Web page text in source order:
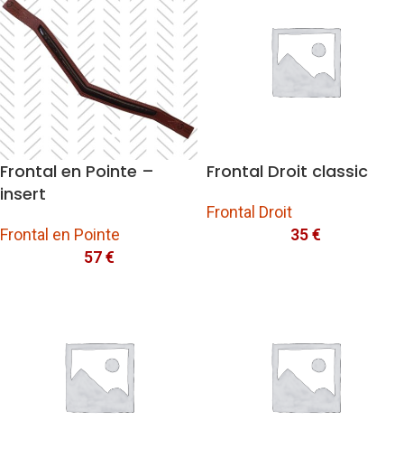
Frontal en Pointe –
insert
Frontal en Pointe
57€
Frontal Droit classic
Frontal Droit
35€